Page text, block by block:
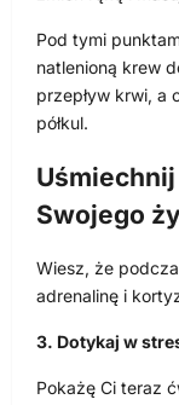
Pod tymi
natlenioną krew
przepływ krwi, a
półkul.
Swojego
Wiesz, że
adrenalinę i
3. Dotykaj w
Pokażę Ci teraz